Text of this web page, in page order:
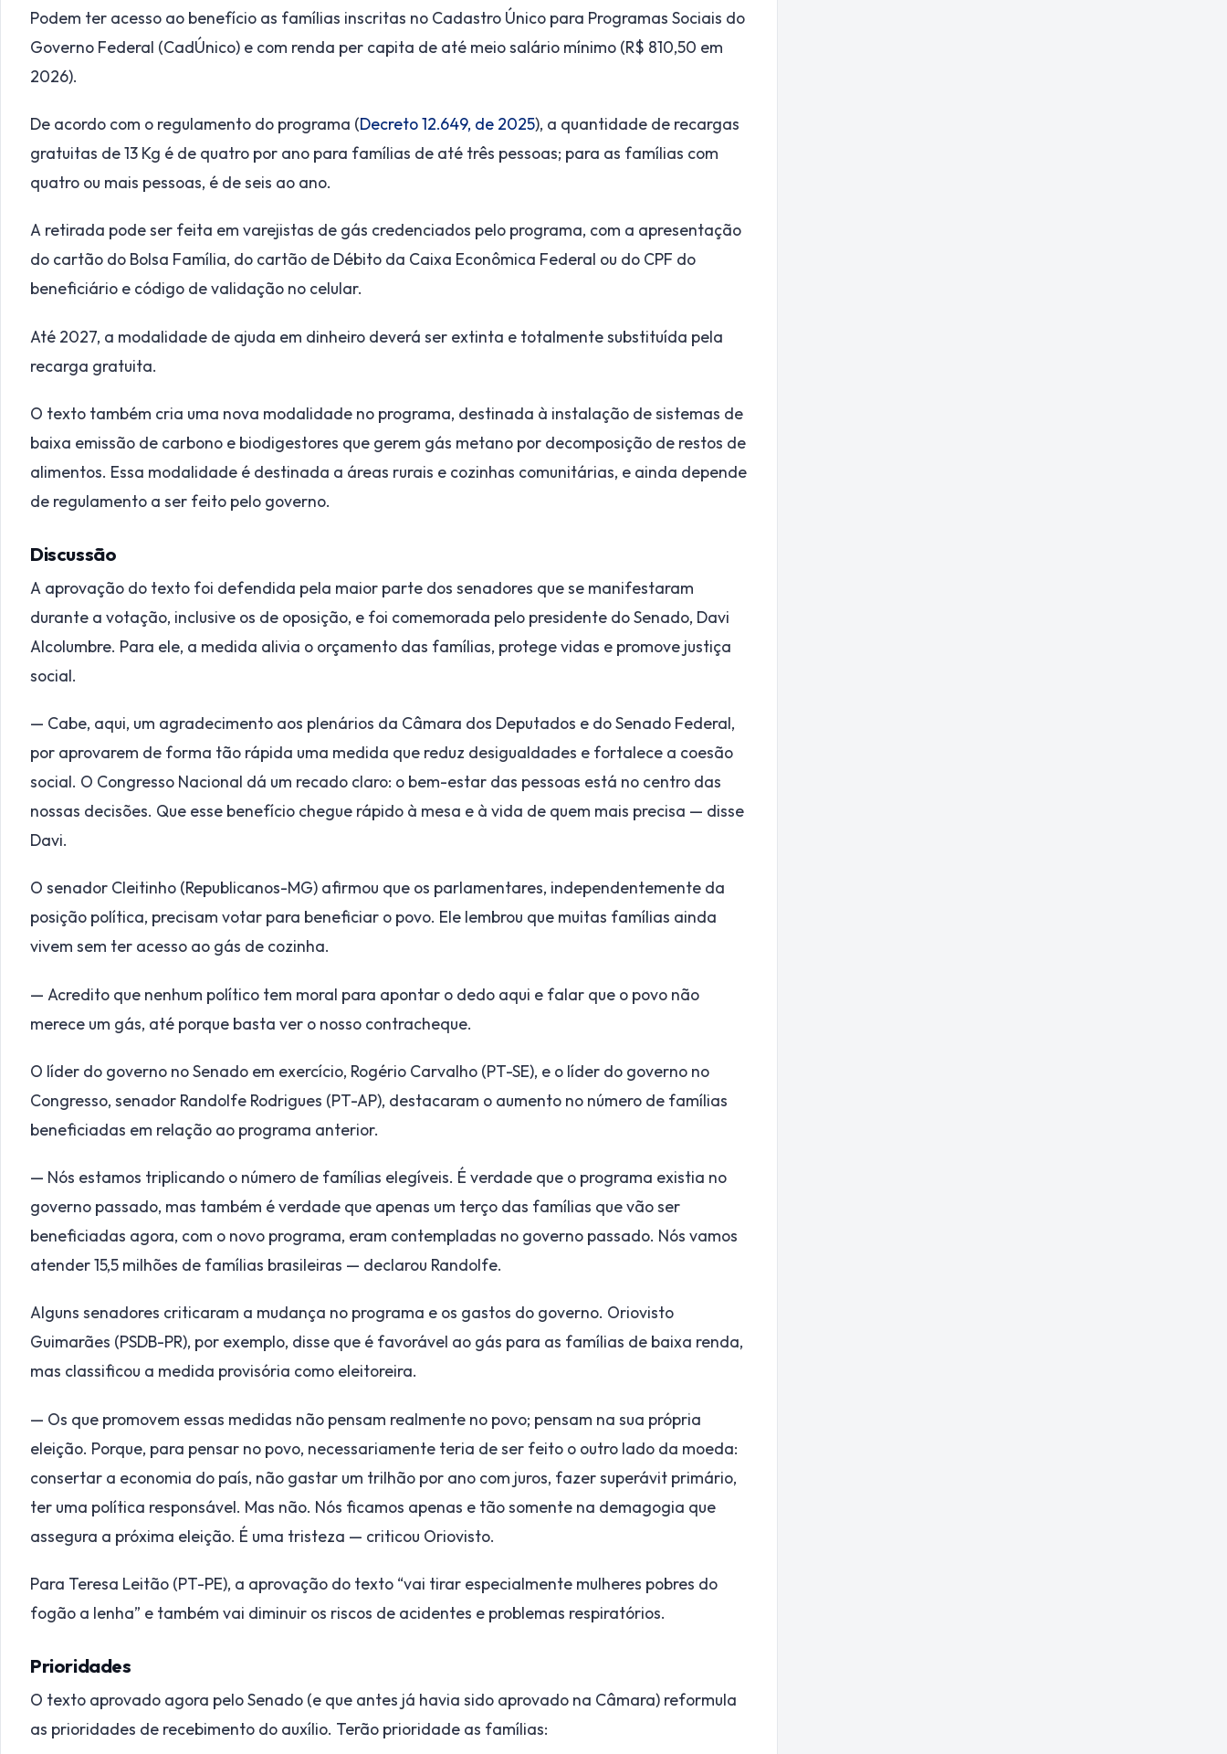
Podem ter acesso ao benefício as famílias inscritas no Cadastro Único para Programas Sociais do
Governo Federal (CadÚnico) e com renda per capita de até meio salário mínimo (R$ 810,50 em
2026).
De acordo com o regulamento do programa (Decreto 12.649, de 2025), a quantidade de recargas
gratuitas de 13 Kg é de quatro por ano para famílias de até três pessoas; para as famílias com
quatro ou mais pessoas, é de seis ao ano.
A retirada pode ser feita em varejistas de gás credenciados pelo programa, com a apresentação
do cartão do Bolsa Família, do cartão de Débito da Caixa Econômica Federal ou do CPF do
beneficiário e código de validação no celular.
Até 2027, a modalidade de ajuda em dinheiro deverá ser extinta e totalmente substituída pela
recarga gratuita.
O texto também cria uma nova modalidade no programa, destinada à instalação de sistemas de
baixa emissão de carbono e biodigestores que gerem gás metano por decomposição de restos de
alimentos. Essa modalidade é destinada a áreas rurais e cozinhas comunitárias, e ainda depende
de regulamento a ser feito pelo governo.
Discussão
A aprovação do texto foi defendida pela maior parte dos senadores que se manifestaram
durante a votação, inclusive os de oposição, e foi comemorada pelo presidente do Senado, Davi
Alcolumbre. Para ele, a medida alivia o orçamento das famílias, protege vidas e promove justiça
social.
— Cabe, aqui, um agradecimento aos plenários da Câmara dos Deputados e do Senado Federal,
por aprovarem de forma tão rápida uma medida que reduz desigualdades e fortalece a coesão
social. O Congresso Nacional dá um recado claro: o bem-estar das pessoas está no centro das
nossas decisões. Que esse benefício chegue rápido à mesa e à vida de quem mais precisa — disse
Davi.
O senador Cleitinho (Republicanos-MG) afirmou que os parlamentares, independentemente da
posição política, precisam votar para beneficiar o povo. Ele lembrou que muitas famílias ainda
vivem sem ter acesso ao gás de cozinha.
— Acredito que nenhum político tem moral para apontar o dedo aqui e falar que o povo não
merece um gás, até porque basta ver o nosso contracheque.
O líder do governo no Senado em exercício, Rogério Carvalho (PT-SE), e o líder do governo no
Congresso, senador Randolfe Rodrigues (PT-AP), destacaram o aumento no número de famílias
beneficiadas em relação ao programa anterior.
— Nós estamos triplicando o número de famílias elegíveis. É verdade que o programa existia no
governo passado, mas também é verdade que apenas um terço das famílias que vão ser
beneficiadas agora, com o novo programa, eram contempladas no governo passado. Nós vamos
atender 15,5 milhões de famílias brasileiras — declarou Randolfe.
Alguns senadores criticaram a mudança no programa e os gastos do governo. Oriovisto
Guimarães (PSDB-PR), por exemplo, disse que é favorável ao gás para as famílias de baixa renda,
mas classificou a medida provisória como eleitoreira.
— Os que promovem essas medidas não pensam realmente no povo; pensam na sua própria
eleição. Porque, para pensar no povo, necessariamente teria de ser feito o outro lado da moeda:
consertar a economia do país, não gastar um trilhão por ano com juros, fazer superávit primário,
ter uma política responsável. Mas não. Nós ficamos apenas e tão somente na demagogia que
assegura a próxima eleição. É uma tristeza — criticou Oriovisto.
Para Teresa Leitão (PT-PE), a aprovação do texto “vai tirar especialmente mulheres pobres do
fogão a lenha” e também vai diminuir os riscos de acidentes e problemas respiratórios.
Prioridades
O texto aprovado agora pelo Senado (e que antes já havia sido aprovado na Câmara) reformula
as prioridades de recebimento do auxílio. Terão prioridade as famílias: